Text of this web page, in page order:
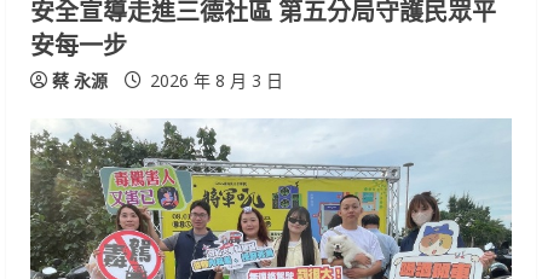
安全宣導走進三德社區 第五分局守護民眾平
安每一步
蔡 永源 2026 年 8 月 3 日